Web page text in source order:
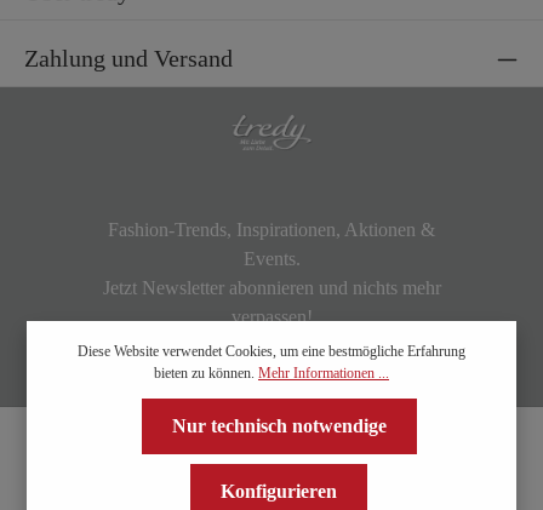
Zahlung und Versand
Fashion-Trends, Inspirationen, Aktionen &
Events.
Jetzt Newsletter abonnieren und nichts mehr
verpassen!
Diese Website verwendet Cookies, um eine bestmögliche Erfahrung
bieten zu können. Mehr Informationen ...
Nur technisch notwendige
Konfigurieren